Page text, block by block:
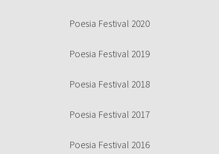
Poesia Festival 2020
Poesia Festival 2019
Poesia Festival 2018
Poesia Festival 2017
Poesia Festival 2016